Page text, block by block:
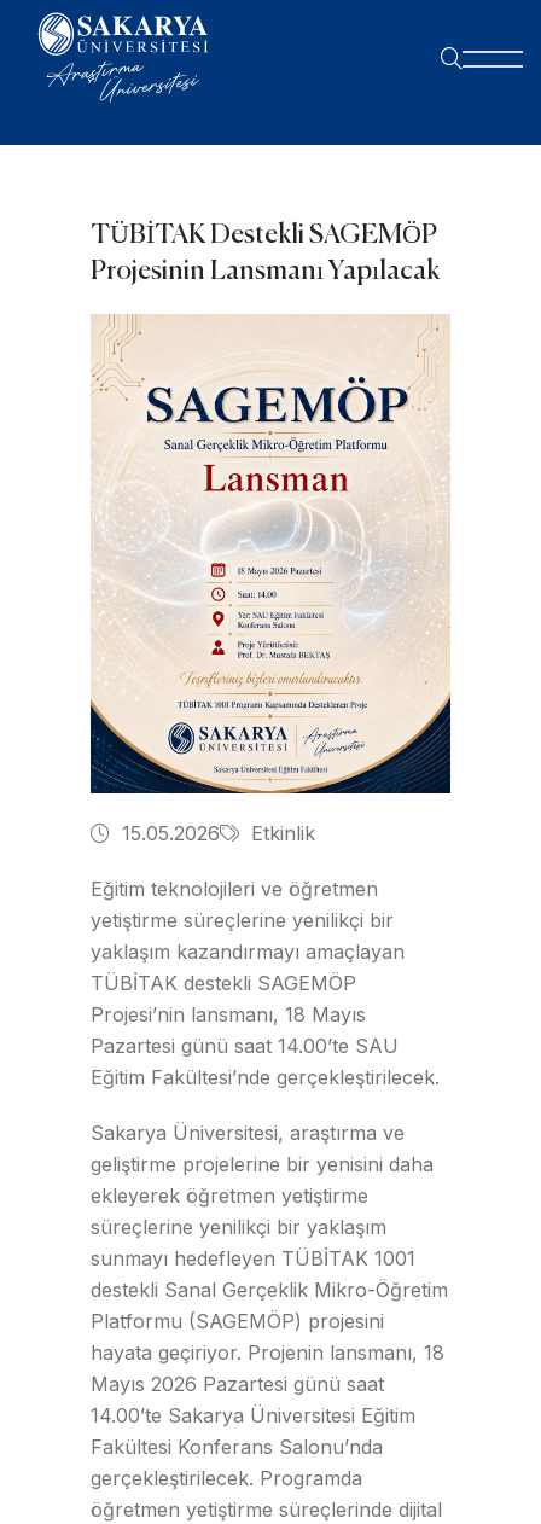
TÜBİTAK Destekli SAGEMÖP
Projesinin Lansmanı Yapılacak
15.05.2026 Etkinlik
Eğitim teknolojileri ve öğretmen
yetiştirme süreçlerine yenilikçi bir
yaklaşım kazandırmayı amaçlayan
TÜBİTAK destekli SAGEMÖP
Projesi’nin lansmanı, 18 Mayıs
Pazartesi günü saat 14.00’te SAU
Eğitim Fakültesi’nde gerçekleştirilecek.
Sakarya Üniversitesi, araştırma ve
geliştirme projelerine bir yenisini daha
ekleyerek öğretmen yetiştirme
süreçlerine yenilikçi bir yaklaşım
sunmayı hedefleyen TÜBİTAK 1001
destekli Sanal Gerçeklik Mikro-Öğretim
Platformu (SAGEMÖP) projesini
hayata geçiriyor. Projenin lansmanı, 18
Mayıs 2026 Pazartesi günü saat
14.00’te Sakarya Üniversitesi Eğitim
Fakültesi Konferans Salonu’nda
gerçekleştirilecek. Programda
öğretmen yetiştirme süreçlerinde dijital